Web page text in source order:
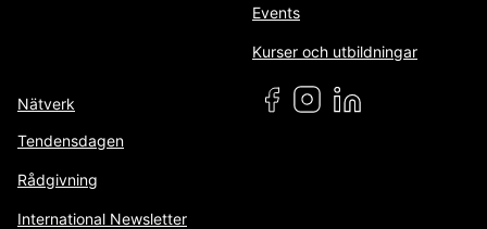
Events
Kurser och utbildningar
Nätverk
Tendensdagen
Rådgivning
International Newsletter